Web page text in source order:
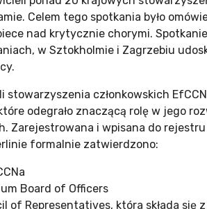
Celem tego spotkania było
nad krytycznie chorymi.
w Sztokholmie i Zagrzebiu
stowarzyszenia członkowskich
odegrało znaczącą rolę w jego
Zarejestrowana i wpisana do
formalnie zatwierdzono:
Board of Officers
of Representatives, która składa